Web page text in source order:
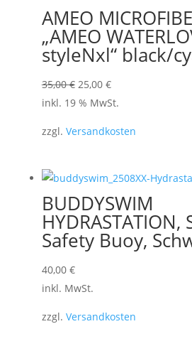
AMEO
„AMEO
styleNxl“ black/
35,00€ Ursprünglicher
Preis
35,00 €
25,00 €Aktueller
Preis
25,00 €.
inkl. 19 % MwSt.
zzgl. Versandkosten
BUDDYSWIM
Safety Buoy,
40,00 €
inkl. MwSt.
zzgl. Versandkosten